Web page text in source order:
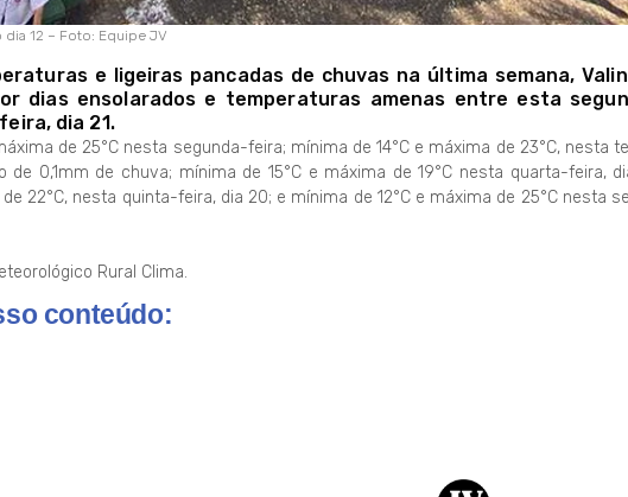
12 – Foto: Equipe JV
e ligeiras pancadas de chuvas na última semana,
dias ensolarados e temperaturas amenas entre esta
dia 21.
de 25°C nesta segunda-feira; mínima de 14°C e máxima de 23°C, nesta
de 0,1mm de chuva; mínima de 15°C e máxima de 19°C nesta quarta-feira,
22°C, nesta quinta-feira, dia 20; e mínima de 12°C e máxima de 25°C nesta
Rural Clima.
conteúdo: